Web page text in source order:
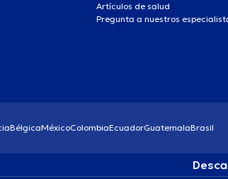
Artículos de salud
Pregunta a nuestros
BélgicaMéxicoColombiaEcuadorGuatemalaBrasil